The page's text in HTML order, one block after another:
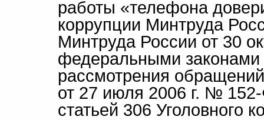
работы «телефона
коррупции Минтруда
Минтруда России от 30
федеральными
рассмотрения
от 27 июля 2006 г. №
статьей 306 Уголовного